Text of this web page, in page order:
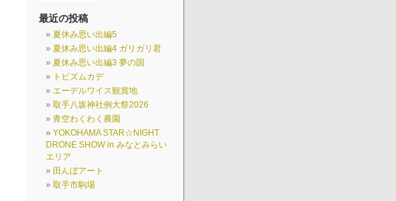
最近の投稿
夏休み思い出編5
夏休み思い出編4 ガリガリ君
夏休み思い出編3 夢の国
トビズムカデ
エーデルワイス観賞地
取手八坂神社例大祭2026
青空わくわく農園
YOKOHAMA STAR☆NIGHT
DRONE SHOW in みなとみらい
エリア
田んぼアート
取手市駒場